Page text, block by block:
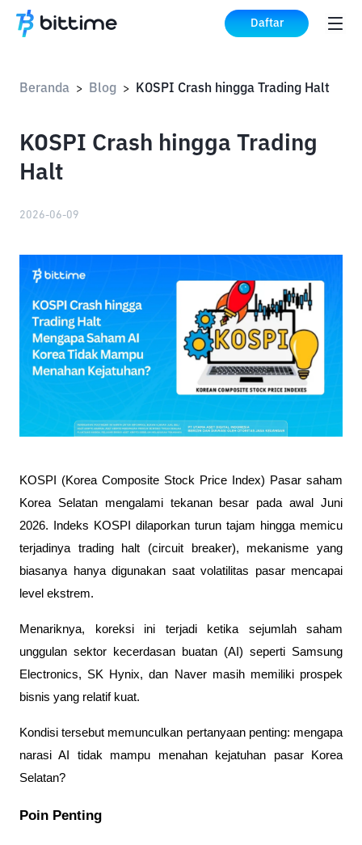
Daftar
Beranda > Blog > KOSPI Crash hingga Trading Halt
KOSPI Crash hingga Trading
Halt
2026-06-09
KOSPI (Korea Composite Stock Price Index) Pasar saham
Korea Selatan mengalami tekanan besar pada awal Juni
2026. Indeks KOSPI dilaporkan turun tajam hingga memicu
terjadinya trading halt (circuit breaker), mekanisme yang
biasanya hanya digunakan saat volatilitas pasar mencapai
level ekstrem.
Menariknya, koreksi ini terjadi ketika sejumlah saham
unggulan sektor kecerdasan buatan (AI) seperti Samsung
Electronics, SK Hynix, dan Naver masih memiliki prospek
bisnis yang relatif kuat.
Kondisi tersebut memunculkan pertanyaan penting: mengapa
narasi AI tidak mampu menahan kejatuhan pasar Korea
Selatan?
Poin Penting